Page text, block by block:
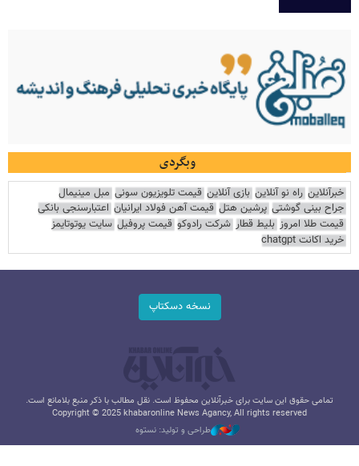
وبگردی
خبرآنلاین راه نو آنلاین بازی آنلاین قیمت تلویزیون سونی مبل مینیمال
جراح بینی گوشتی پرشین هتل قیمت آهن فولاد ایرانیان اعتبارسنجی بانکی
قیمت طلا امروز بلیط قطار شرکت رادوکو قیمت پروفیل سایت یوتوتایمز
خرید اکانت chatgpt
نسخه دسکتاپ
تمامی حقوق این سایت برای خبرآنلاین محفوظ است. نقل مطالب با ذکر منبع بلامانع است.
Copyright © 2025 khabaronline News Agancy, All rights reserved
طراحی و تولید: نستوه